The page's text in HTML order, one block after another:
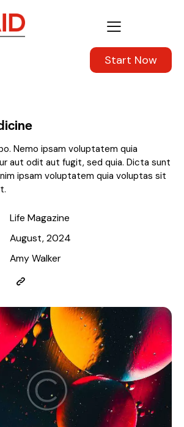
Start Now
Nemo ipsam voluptatem quia
aut odit aut fugit, sed quia. Dicta sunt
ipsam voluptatem quia voluptas sit
Life Magazine
August, 2024
Amy Walker